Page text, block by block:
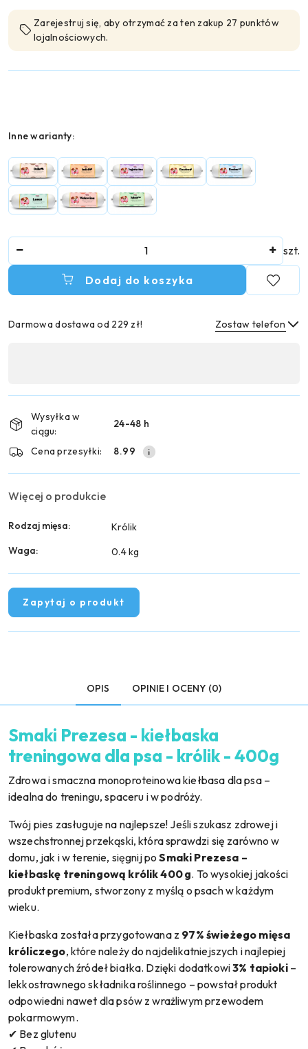
Zarejestruj się, aby otrzymać za ten zakup 27 punktów
lojalnościowych.
Wariant
Inne warianty:
szt.
Dodaj do koszyka
Darmowa dostawa od 229 zł! Zostaw telefon
dostawa
Wysyłka w
ciągu:
24-48 h
Cena przesyłki: 8.99
Więcej o produkcie
Rodzaj mięsa:
Królik
Waga:
0.4 kg
Zapytaj o produkt
OPIS OPINIE I OCENY (0)
Smaki Prezesa - kiełbaska
treningowa dla psa - królik - 400g
Zdrowa i smaczna monoproteinowa kiełbasa dla psa –
idealna do treningu, spaceru i w podróży.
Twój pies zasługuje na najlepsze! Jeśli szukasz zdrowej i
wszechstronnej przekąski, która sprawdzi się zarówno w
domu, jak i w terenie, sięgnij poSmaki Prezesa –
kiełbaskę treningową królik 400 g. To wysokiej jakości
produkt premium, stworzony z myślą o psach w każdym
wieku.
Kiełbaska została przygotowana z 97% świeżego mięsa
króliczego, które należy do najdelikatniejszych i najlepiej
tolerowanych źródeł białka. Dzięki dodatkowi3% tapioki–
lekkostrawnego składnika roślinnego – powstał produkt
odpowiedni nawet dla psów z wrażliwym przewodem
pokarmowym.
✔ Bez glutenu